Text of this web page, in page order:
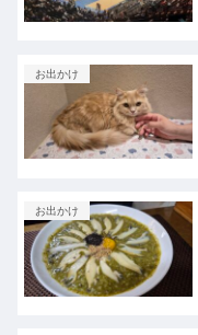
お出かけ
お出かけ